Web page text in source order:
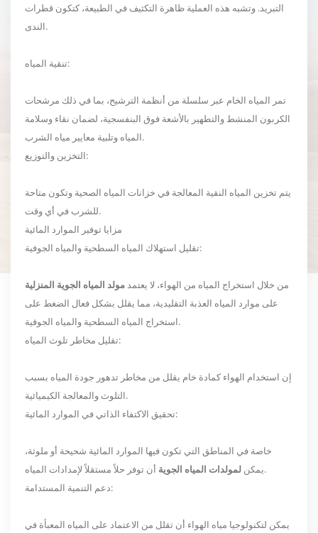
التبريد. وتشبه هذه العملية ظاهرة التكثيف في الطبيعة، كتكون قطرات
الندى.
تنقية المياه:
تمر المياه الخام عبر سلسلة من أنظمة الترشيح، بما في ذلك مرشحات
الكربون المنشط والتطهير بالأشعة فوق البنفسجية، لضمان نقاء وسلامة
المياه وتلبية معايير مياه الشرب.
التخزين والتوزيع:
يتم تخزين المياه النقية المعالجة في خزانات المياه الصحية وتكون متاحة
للشرب في أي وقت.
مزايا توفير الموارد المائية
تقليل استهلاك المياه السطحية والمياه الجوفية:
من خلال استخراج المياه من الهواء، لا يعتمدمولد المياه الجوية المنزلية
على موارد المياه العذبة التقليدية، مما يقلل بشكل فعال الضغط على
استخراج المياه السطحية والمياه الجوفية.
تقليل مخاطر تلوث المياه:
إن استخدام الهواء كمادة خام يقلل من مخاطر تدهور جودة المياه بسبب
التلوث والمعالجة الكيميائية.
تحقيق الاكتفاء الذاتي في الموارد المائية:
خاصة في المناطق التي تكون فيها الموارد المائية شحيحة أو ملوثة،
يمكن لمولدات المياه الجوية
أن توفر حلاً مستقلاً لإمدادات المياه.
دعم التنمية المستدامة:
يمكن لتكنولوجيا مياه الهواء أن تقلل من الاعتماد على المياه المعبأة في